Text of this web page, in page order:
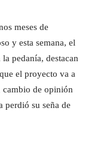
meses de
y esta semana, el
pedanía, destacan
el proyecto va a
cambio de opinión
perdió su seña de